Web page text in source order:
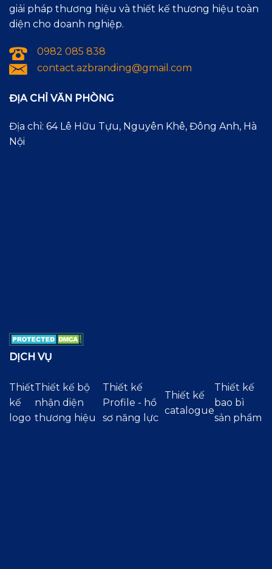
giải pháp thương hiệu và thiết kế thương hiệu toàn
diện cho doanh nghiệp.
0982 085 838
contact.azbranding@gmail.com
ĐỊA CHỈ VĂN PHÒNG
Địa chỉ: 64 Lê Hữu Tựu, Nguyên Khê, Đông Anh, Hà
Nội
DỊCH VỤ
Thiết
kế
logo
Thiết kế bộ
nhận diện
thương hiệu
Thiết kế
Profile - hồ
sơ năng lực
Thiết kế
catalogue
Thiết kế
bao bì
sản phẩm